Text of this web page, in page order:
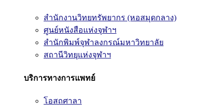
สำนักงานวิทยทรัพยากร (หอสมุดกลาง)
ศูนย์หนังสือแห่งจุฬาฯ
สำนักพิมพ์จุฬาลงกรณ์มหาวิทยาลัย
สถานีวิทยุแห่งจุฬาฯ
บริการทางการแพทย์
โอสถศาลา